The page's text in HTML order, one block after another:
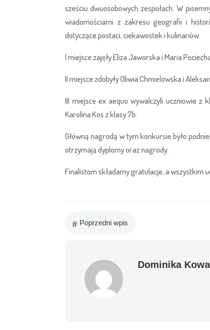
sześciu dwuosobowych zespołach. W
wiadomościami z zakresu geografii i
dotyczące postaci, ciekawostek i kulinariów.
I miejsce zajęły Eliza Jaworska i Maria
II miejsce zdobyły Oliwia Chmielowska i
III miejsce ex aequo wywalczyli uczniowie z
Karolina Kos z klasy 7b.
Główną nagrodą w tym konkursie było
otrzymają dyplomy oraz nagrody.
Finalistom składamy gratulacje, a wszystkim
# Poprzedni wpis
Dominika